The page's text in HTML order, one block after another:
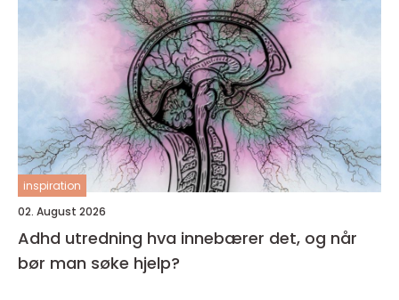
inspiration
02. August 2026
Adhd utredning hva innebærer det, og når
bør man søke hjelp?